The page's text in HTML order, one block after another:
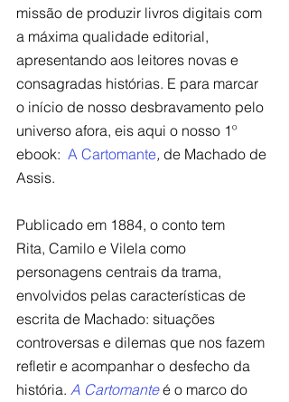
missão de produzir livros digitais com
a máxima qualidade editorial,
apresentando aos leitores novas e
consagradas histórias. E para marcar
o início de nosso desbravamento pelo
universo afora, eis aqui o nosso 1º
ebook: A Cartomante, de Machado de
Assis.
Publicado em 1884, o conto tem
Rita, Camilo e Vilela como
personagens centrais da trama,
envolvidos pelas características de
escrita de Machado: situações
controversas e dilemas que nos fazem
refletir e acompanhar o desfecho da
história. A Cartomante é o marco do